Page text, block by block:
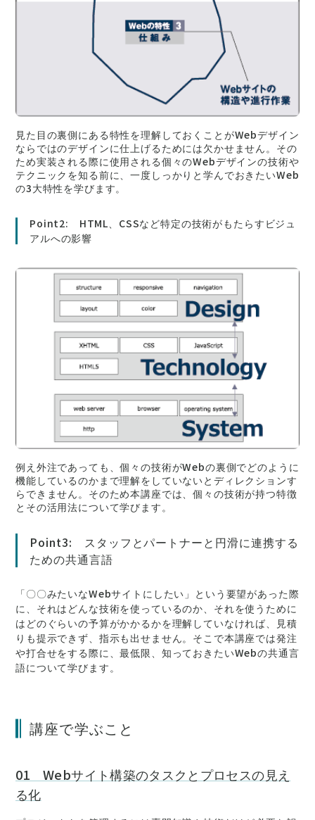
見た目の裏側にある特性を理解しておくことがWebデザイン
ならではのデザインに仕上げるためには欠かせません。その
ため実装される際に使用される個々のWebデザインの技術や
テクニックを知る前に、一度しっかりと学んでおきたいWeb
の3大特性を学びます。
Point2: HTML、CSSなど特定の技術がもたらすビジュ
アルへの影響
例え外注であっても、個々の技術がWebの裏側でどのように
機能しているのかまで理解をしていないとディレクションす
らできません。そのため本講座では、個々の技術が持つ特徴
とその活用法について学びます。
Point3: スタッフとパートナーと円滑に連携する
ための共通言語
「〇〇みたいなWebサイトにしたい」という要望があった際
に、それはどんな技術を使っているのか、それを使うために
はどのぐらいの予算がかかるかを理解していなければ、見積
りも提示できず、指示も出せません。そこで本講座では発注
や打合せをする際に、最低限、知っておきたいWebの共通言
語について学びます。
講座で学ぶこと
01 Webサイト構築のタスクとプロセスの見え
る化